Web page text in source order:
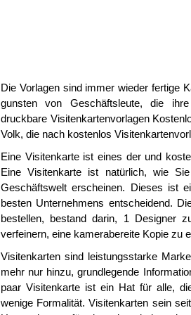
Die Vorlagen sind immer wieder fertige
gunsten von Geschäftsleute, die
druckbare Visitenkartenvorlagen
Volk, die nach kostenlos
Eine Visitenkarte ist eines der und
Eine Visitenkarte ist natürlich, wie
Geschäftswelt erscheinen. Dieses ist
besten Unternehmens entscheidend.
bestellen, bestand darin, 1 Designer
verfeinern, eine kamerabereite Kopie zu
Visitenkarten sind leistungsstarke
mehr nur hinzu, grundlegende
paar Visitenkarte ist ein Hat für alle,
wenige Formalität. Visitenkarten sein